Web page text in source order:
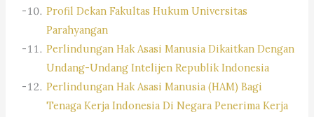
Profil Dekan Fakultas Hukum Universitas
Parahyangan
Perlindungan Hak Asasi Manusia Dikaitkan Dengan
Undang-Undang Intelijen Republik Indonesia
Perlindungan Hak Asasi Manusia (HAM) Bagi
Tenaga Kerja Indonesia Di Negara Penerima Kerja